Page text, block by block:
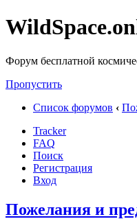
Форум бесплатной
Пропустить
Список форумов ‹
Tracker
FAQ
Поиск
Регистрация
Вход
Пожелания и